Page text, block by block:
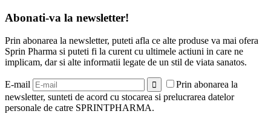
Abonati-va la newsletter!
Prin abonarea la newsletter, puteti afla ce alte produse va mai ofera
Sprin Pharma si puteti fi la curent cu ultimele actiuni in care ne
implicam, dar si alte informatii legate de un stil de viata sanatos.
E-mail
Prin abonarea la
newsletter, sunteti de acord cu stocarea si prelucrarea datelor
personale de catre SPRINTPHARMA.